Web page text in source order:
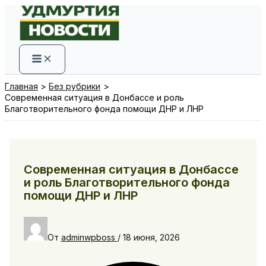
Перейти
содержимому
Главная
Без рубрики
Современная ситуация в Донбассе и роль
Благотворительного фонда помощи ДНР и ЛНР
Современная ситуация в Донбассе
и роль Благотворительного фонда
помощи ДНР и ЛНР
От adminwpboss / 18 июня, 2026